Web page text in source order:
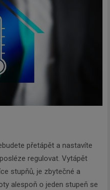
přetápět a nastavíte
regulovat. Vytápět
stupňů, je zbytečné a
alespoň o jeden stupeň se